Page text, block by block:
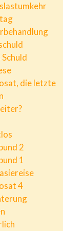
die letzte
2
1
4